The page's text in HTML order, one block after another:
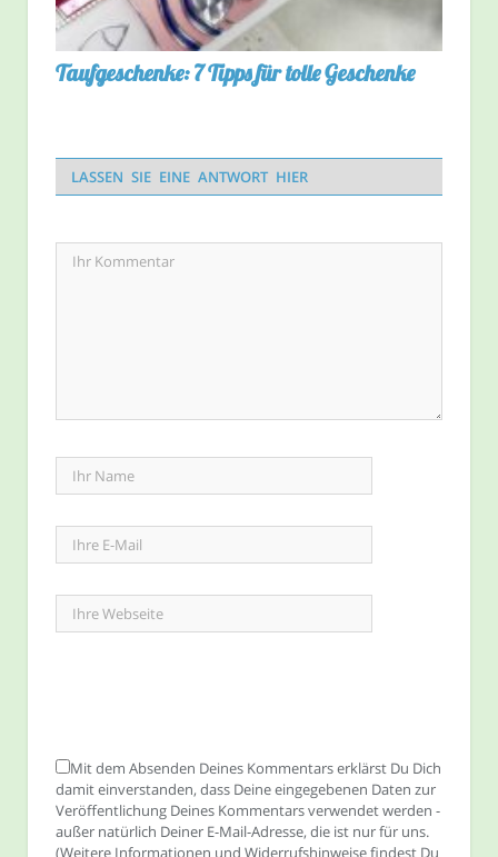
Taufgeschenke: 7 Tipps für tolle Geschenke
LASSEN SIE EINE ANTWORT HIER
Mit dem Absenden Deines Kommentars erklärst Du Dich
damit einverstanden, dass Deine eingegebenen Daten zur
Veröffentlichung Deines Kommentars verwendet werden -
außer natürlich Deiner E-Mail-Adresse, die ist nur für uns.
(Weitere Informationen und Widerrufshinweise findest Du